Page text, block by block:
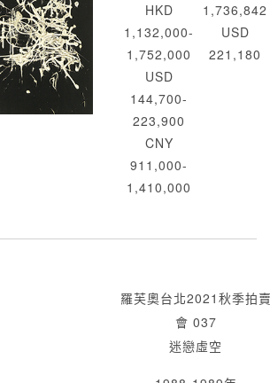
HKD
1,132,000-
1,752,000
USD
144,700-
223,900
CNY
911,000-
1,410,000
1,736,842
USD
221,180
羅芙奧台北2021秋季拍
會 037
迷戀虛空